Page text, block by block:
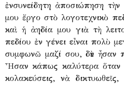
ἐνσυνείδητη ἀποσιώπηση
μου ἔργο στὸ λογοτεχνικὸ
καὶ ἡ ἀηδία μου γιὰ τὴ
πεδίου ἐν γένει εἶναι πολὺ
συμφωνῶ μαζί σου, δὲν ἦσαν
Ἦσαν κάπως καλύτερα ὅταν
κολακεύσεις, νὰ